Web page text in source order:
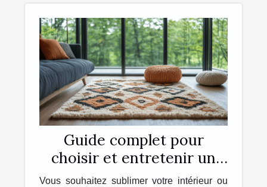
Guide complet pour
choisir et entretenir un
tapis personnalisé
Vous souhaitez sublimer votre intérieur ou